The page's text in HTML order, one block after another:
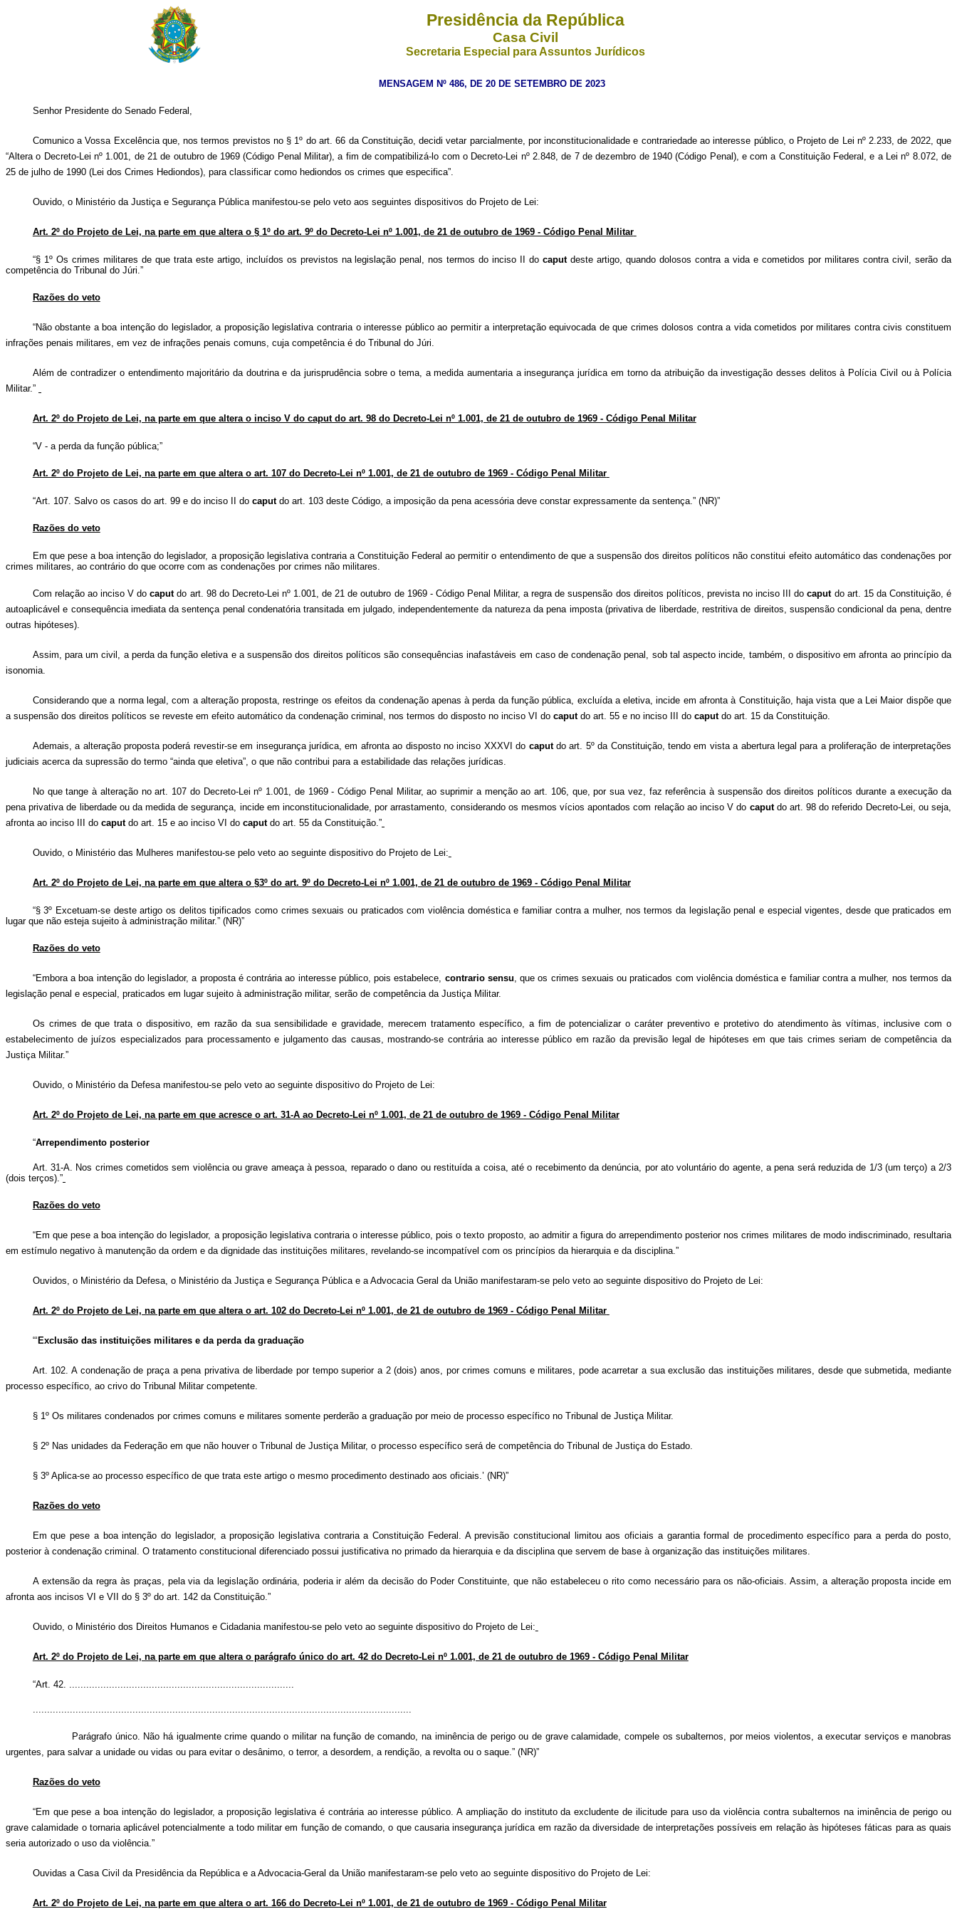
Presidência da República
Casa Civil
Secretaria Especial para Assuntos Jurídicos
MENSAGEM Nº 486, DE 20 DE SETEMBRO DE 2023
Senhor Presidente do Senado Federal,
Comunico a Vossa Excelência que, nos termos previstos no § 1º do art. 66 da Constituição, decidi vetar parcialmente, por inconstitucionalidade e contrariedade ao interesse público, o Projeto de Lei nº 2.233, de 2022, que
“Altera o Decreto-Lei nº 1.001, de 21 de outubro de 1969 (Código Penal Militar), a fim de compatibilizá-lo com o Decreto-Lei nº 2.848, de 7 de dezembro de 1940 (Código Penal), e com a Constituição Federal, e a Lei nº 8.072, de
25 de julho de 1990 (Lei dos Crimes Hediondos), para classificar como hediondos os crimes que especifica”.
Ouvido, o Ministério da Justiça e Segurança Pública manifestou-se pelo veto aos seguintes dispositivos do Projeto de Lei:
Art. 2º do Projeto de Lei, na parte em que altera o § 1º do art. 9º do Decreto-Lei nº 1.001, de 21 de outubro de 1969 - Código Penal Militar
“§ 1º Os crimes militares de que trata este artigo, incluídos os previstos na legislação penal, nos termos do inciso II docaputdeste artigo, quando dolosos contra a vida e cometidos por militares contra civil, serão da
competência do Tribunal do Júri.”
Razões do veto
“Não obstante a boa intenção do legislador, a proposição legislativa contraria o interesse público ao permitir a interpretação equivocada de que crimes dolosos contra a vida cometidos por militares contra civis constituem
infrações penais militares, em vez de infrações penais comuns, cuja competência é do Tribunal do Júri.
Além de contradizer o entendimento majoritário da doutrina e da jurisprudência sobre o tema, a medida aumentaria a insegurança jurídica em torno da atribuição da investigação desses delitos à Polícia Civil ou à Polícia
Militar.”
Art. 2º do Projeto de Lei, na parte em que altera o inciso V do caput do art. 98 do Decreto-Lei nº 1.001, de 21 de outubro de 1969 - Código Penal Militar
“V - a perda da função pública;”
Art. 2º do Projeto de Lei, na parte em que altera o art. 107 do Decreto-Lei nº 1.001, de 21 de outubro de 1969 - Código Penal Militar
“Art. 107. Salvo os casos do art. 99 e do inciso II do caputdo art. 103 deste Código, a imposição da pena acessória deve constar expressamente da sentença.” (NR)”
Razões do veto
Em que pese a boa intenção do legislador, a proposição legislativa contraria a Constituição Federal ao permitir o entendimento de que a suspensão dos direitos políticos não constitui efeito automático das condenações por
crimes militares, ao contrário do que ocorre com as condenações por crimes não militares.
Com relação ao inciso V docaputdo art. 98 do Decreto-Lei nº 1.001, de 21 de outubro de 1969 - Código Penal Militar, a regra de suspensão dos direitos políticos, prevista no inciso III docaputdo art. 15 da Constituição, é
autoaplicável e consequência imediata da sentença penal condenatória transitada em julgado, independentemente da natureza da pena imposta (privativa de liberdade, restritiva de direitos, suspensão condicional da pena, dentre
outras hipóteses).
Assim, para um civil, a perda da função eletiva e a suspensão dos direitos políticos são consequências inafastáveis em caso de condenação penal, sob tal aspecto incide, também, o dispositivo em afronta ao princípio da
isonomia.
Considerando que a norma legal, com a alteração proposta, restringe os efeitos da condenação apenas à perda da função pública, excluída a eletiva, incide em afronta à Constituição, haja vista que a Lei Maior dispõe que
a suspensão dos direitos políticos se reveste em efeito automático da condenação criminal, nos termos do disposto no inciso VI do caputdo art. 55 e no inciso III do caputdo art. 15 da Constituição.
Ademais, a alteração proposta poderá revestir-se em insegurança jurídica, em afronta ao disposto no inciso XXXVI do caputdo art. 5º da Constituição, tendo em vista a abertura legal para a proliferação de interpretações
judiciais acerca da supressão do termo “ainda que eletiva”, o que não contribui para a estabilidade das relações jurídicas.
No que tange à alteração no art. 107 do Decreto-Lei nº 1.001, de 1969 - Código Penal Militar, ao suprimir a menção ao art. 106, que, por sua vez, faz referência à suspensão dos direitos políticos durante a execução da
pena privativa de liberdade ou da medida de segurança, incide em inconstitucionalidade, por arrastamento, considerando os mesmos vícios apontados com relação ao inciso V do caputdo art. 98 do referido Decreto-Lei, ou seja,
afronta ao inciso III do caputdo art. 15 e ao inciso VI do caputdo art. 55 da Constituição.”
Ouvido, o Ministério das Mulheres manifestou-se pelo veto ao seguinte dispositivo do Projeto de Lei:
Art. 2º do Projeto de Lei, na parte em que altera o §3º do art. 9º do Decreto-Lei nº 1.001, de 21 de outubro de 1969 - Código Penal Militar
“§ 3º Excetuam-se deste artigo os delitos tipificados como crimes sexuais ou praticados com violência doméstica e familiar contra a mulher, nos termos da legislação penal e especial vigentes, desde que praticados em
lugar que não esteja sujeito à administração militar.” (NR)”
Razões do veto
“Embora a boa intenção do legislador, a proposta é contrária ao interesse público, pois estabelece, contrario sensu, que os crimes sexuais ou praticados com violência doméstica e familiar contra a mulher, nos termos da
legislação penal e especial, praticados em lugar sujeito à administração militar, serão de competência da Justiça Militar.
Os crimes de que trata o dispositivo, em razão da sua sensibilidade e gravidade, merecem tratamento específico, a fim de potencializar o caráter preventivo e protetivo do atendimento às vítimas, inclusive com o
estabelecimento de juízos especializados para processamento e julgamento das causas, mostrando-se contrária ao interesse público em razão da previsão legal de hipóteses em que tais crimes seriam de competência da
Justiça Militar.”
Ouvido, o Ministério da Defesa manifestou-se pelo veto ao seguinte dispositivo do Projeto de Lei:
Art. 2º do Projeto de Lei, na parte em que acresce o art. 31-A ao Decreto-Lei nº 1.001, de 21 de outubro de 1969 - Código Penal Militar
“Arrependimento posterior
Art. 31-A. Nos crimes cometidos sem violência ou grave ameaça à pessoa, reparado o dano ou restituída a coisa, até o recebimento da denúncia, por ato voluntário do agente, a pena será reduzida de 1/3 (um terço) a 2/3
(dois terços).”
Razões do veto
“Em que pese a boa intenção do legislador, a proposição legislativa contraria o interesse público, pois o texto proposto, ao admitir a figura do arrependimento posterior nos crimes militares de modo indiscriminado, resultaria
em estímulo negativo à manutenção da ordem e da dignidade das instituições militares, revelando-se incompatível com os princípios da hierarquia e da disciplina.”
Ouvidos, o Ministério da Defesa, o Ministério da Justiça e Segurança Pública e a Advocacia Geral da União manifestaram-se pelo veto ao seguinte dispositivo do Projeto de Lei:
Art. 2º do Projeto de Lei, na parte em que altera o art. 102 do Decreto-Lei nº 1.001, de 21 de outubro de 1969 - Código Penal Militar
“‘ Exclusão das instituições militares e da perda da graduação
Art. 102. A condenação de praça a pena privativa de liberdade por tempo superior a 2 (dois) anos, por crimes comuns e militares, pode acarretar a sua exclusão das instituições militares, desde que submetida, mediante
processo específico, ao crivo do Tribunal Militar competente.
§ 1º Os militares condenados por crimes comuns e militares somente perderão a graduação por meio de processo específico no Tribunal de Justiça Militar.
§ 2º Nas unidades da Federação em que não houver o Tribunal de Justiça Militar, o processo específico será de competência do Tribunal de Justiça do Estado.
§ 3º Aplica-se ao processo específico de que trata este artigo o mesmo procedimento destinado aos oficiais.’ (NR)”
Razões do veto
Em que pese a boa intenção do legislador, a proposição legislativa contraria a Constituição Federal. A previsão constitucional limitou aos oficiais a garantia formal de procedimento específico para a perda do posto,
posterior à condenação criminal. O tratamento constitucional diferenciado possui justificativa no primado da hierarquia e da disciplina que servem de base à organização das instituições militares.
A extensão da regra às praças, pela via da legislação ordinária, poderia ir além da decisão do Poder Constituinte, que não estabeleceu o rito como necessário para os não-oficiais. Assim, a alteração proposta incide em
afronta aos incisos VI e VII do § 3º do art. 142 da Constituição.”
Ouvido, o Ministério dos Direitos Humanos e Cidadania manifestou-se pelo veto ao seguinte dispositivo do Projeto de Lei:
Art. 2º do Projeto de Lei, na parte em que altera o parágrafo único do art. 42 do Decreto-Lei nº 1.001, de 21 de outubro de 1969 - Código Penal Militar
“Art. 42. ...............................................................................
.....................................................................................................................................
Parágrafo único. Não há igualmente crime quando o militar na função de comando, na iminência de perigo ou de grave calamidade, compele os subalternos, por meios violentos, a executar serviços e manobras
urgentes, para salvar a unidade ou vidas ou para evitar o desânimo, o terror, a desordem, a rendição, a revolta ou o saque.” (NR)”
Razões do veto
“Em que pese a boa intenção do legislador, a proposição legislativa é contrária ao interesse público. A ampliação do instituto da excludente de ilicitude para uso da violência contra subalternos na iminência de perigo ou
grave calamidade o tornaria aplicável potencialmente a todo militar em função de comando, o que causaria insegurança jurídica em razão da diversidade de interpretações possíveis em relação às hipóteses fáticas para as quais
seria autorizado o uso da violência.”
Ouvidas a Casa Civil da Presidência da República e a Advocacia-Geral da União manifestaram-se pelo veto ao seguinte dispositivo do Projeto de Lei:
Art. 2º do Projeto de Lei, na parte em que altera o art. 166 do Decreto-Lei nº 1.001, de 21 de outubro de 1969 - Código Penal Militar